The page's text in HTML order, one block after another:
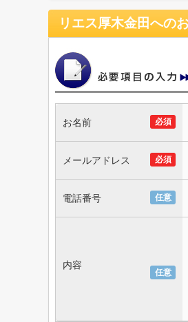
リエス厚木金田への
必須
お名前
必須
メールアドレス
任意
電話番号
任意
内容